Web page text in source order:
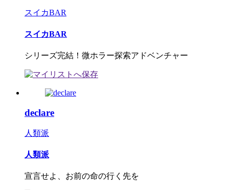
スイカBAR
スイカBAR
シリーズ完結！微ホラー探索アドベンチャー
declare
人類派
人類派
宣言せよ、お前の命の行く先を